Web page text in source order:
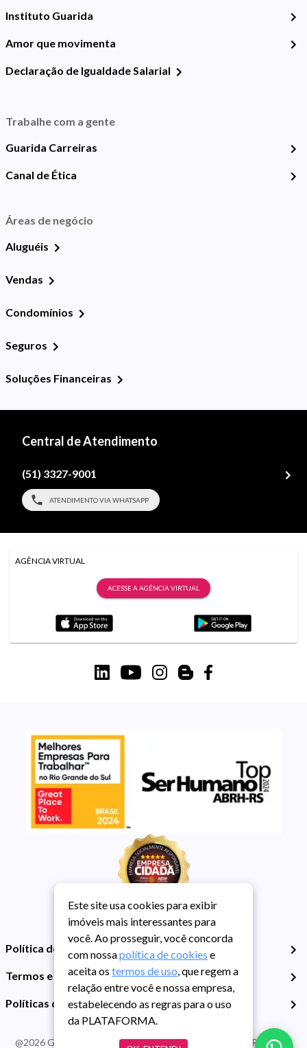
Instituto Guarida
Amor que movimenta
Declaração de Igualdade Salarial
Trabalhe com a gente
Guarida Carreiras
Canal de Ética
Áreas de negócio
Aluguéis
Vendas
Condomínios
Seguros
Soluções Financeiras
Central de Atendimento
(51) 3327-9001
ATENDIMENTO VIA WHATSAPP
AGÊNCIA VIRTUAL
ACESSE A AGÊNCIA VIRTUAL
Política de Privacidade
Termos e Condições de Uso
Políticas de Cookies
@2026Guarida Imóvel. Todos os direitos reservados. CRECI RS -
Este site usa cookies para exibir
imóveis mais interessantes para
você. Ao prosseguir, você concorda
com nossapolítica de cookies e
aceita os termos de uso, que regem a
relação entre você e nossa empresa,
estabelecendo as regras para o uso
da PLATAFORMA.